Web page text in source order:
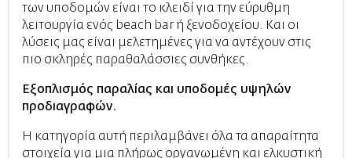
των υποδομών είναι το κλειδί για την εύρυθμη
λειτουργία ενός beach bar ή ξενοδοχείου. Και οι
λύσεις μας είναι μελετημένες για να αντέχουν στις
πιο σκληρές παραθαλάσσιες συνθήκες.
Εξοπλισμός παραλίας και υποδομές υψηλών
προδιαγραφών.
Η κατηγορία αυτή περιλαμβάνει όλα τα απαραίτητα
στοιχεία για μια πλήρως οργανωμένη και ελκυστική